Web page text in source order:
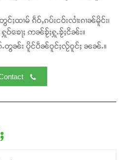
ႈထၢမ် ၵဵဝ်ႇၵပ်းငဝ်းလၢႆးၵၢၼ်မိူင်း၊
ႁူဝ်ၶေႃႈ ဢၼ်ၶႂ်ႈႁူႉၶႂ်ႈငိၼ်း။
ၵ်ႉတွၼ်း ပိူင်ပဵၼ်ဝူင်ႈလႂ်ဝူင်ႈ ၼၼ်ႉ။